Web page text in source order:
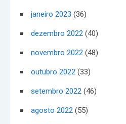
janeiro 2023 (36)
dezembro 2022 (40)
novembro 2022 (48)
outubro 2022 (33)
setembro 2022 (46)
agosto 2022 (55)